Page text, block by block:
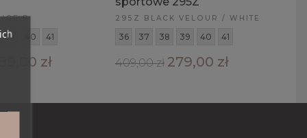
R
39 40 41
zł
295Z BLACK VELOUR / WHITE
36 37 38 39 40 41
409,00 zł 279,00 zł